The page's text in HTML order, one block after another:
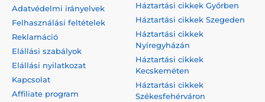
Adatvédelmi irányelvek
Felhasználási feltételek
Reklamáció
Elállási szabályok
Elállási nyilatkozat
Kapcsolat
Affiliate program
Háztartási cikkek Győrben
Háztartási cikkek Szegeden
Háztartási cikkek
Nyíregyházán
Háztartási cikkek
Kecskeméten
Háztartási cikkek
Székesfehérváron